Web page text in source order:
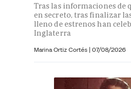
Tras las informaciones de
en secreto, tras finalizar
lleno de estrenos han
Inglaterra
Marina Ortiz Cortés | 07/08/2026